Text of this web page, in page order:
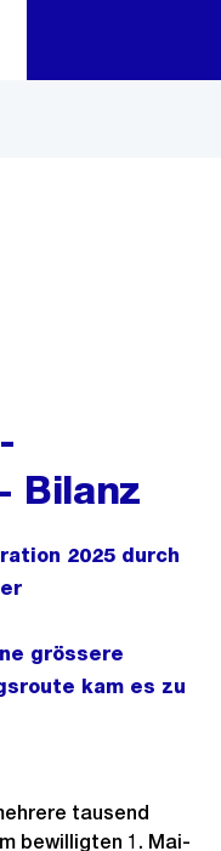
Bilanz
2025 durch
grössere
kam es zu
tausend
bewilligten 1. Mai-